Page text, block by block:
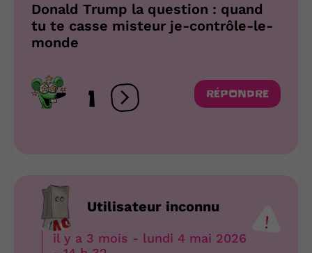
Donald Trump la question : quand
tu te casse misteur je-contrôle-le-
monde
1 Ouvrir les réactions
RÉPONDRE
Utilisateur inconnu
il y a 3 mois - lundi 4 mai 2026